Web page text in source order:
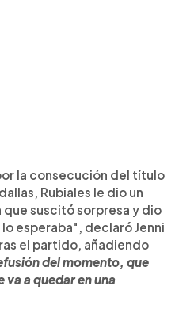
la consecución del título
Rubiales le dio un
que suscitó sorpresa y dio
esperaba", declaró Jenni
el partido, añadiendo
del momento, que
va a quedar en una